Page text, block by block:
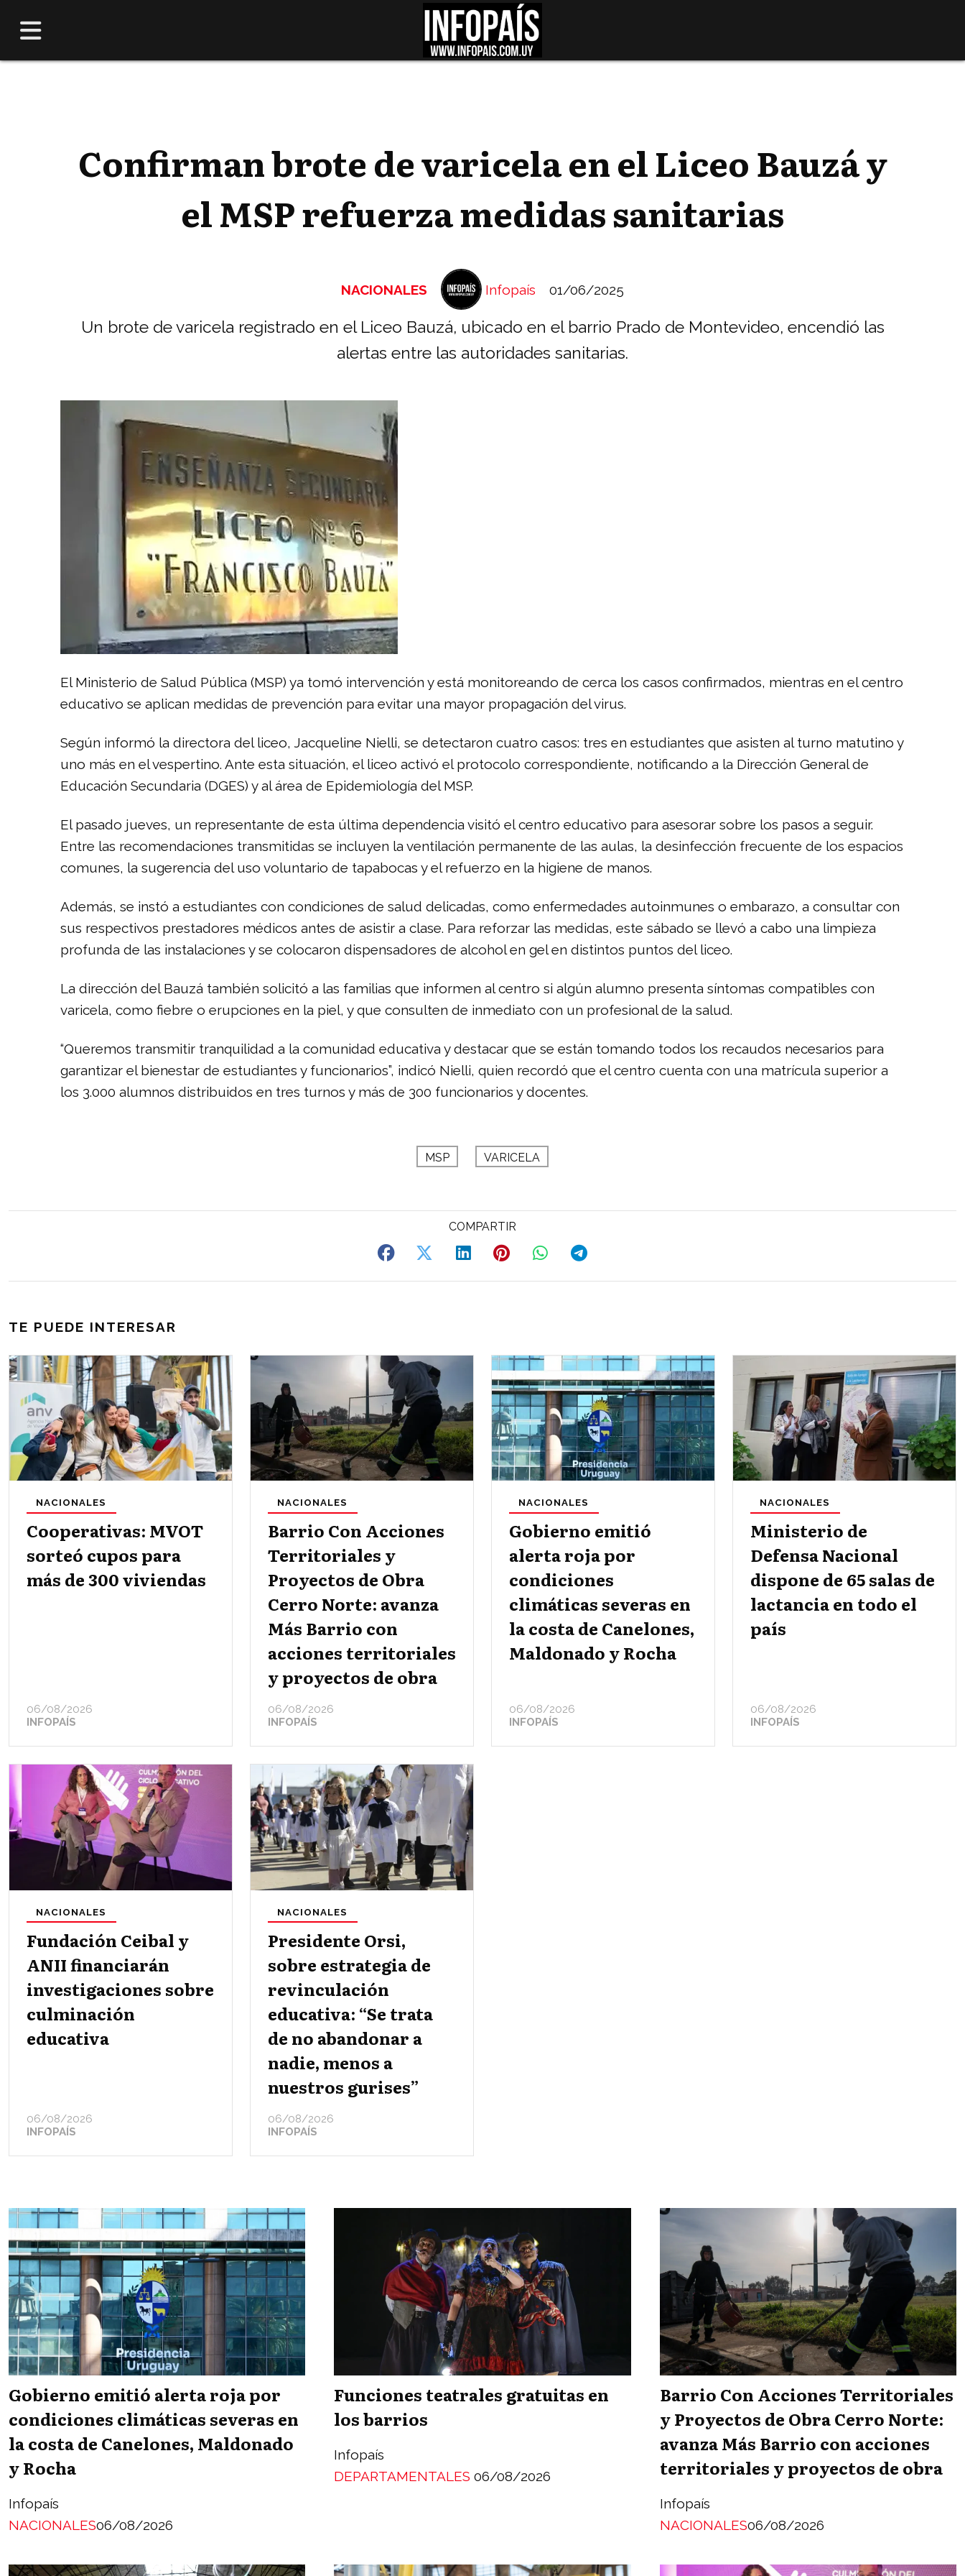
Confirman brote de varicela en el Liceo Bauzá y
el MSP refuerza medidas sanitarias
Un brote de varicela registrado en el Liceo Bauzá, ubicado en el barrio Prado de Montevideo, encendió las
alertas entre las autoridades sanitarias.
NACIONALES 01/06/2025
Infopaís
El Ministerio de Salud Pública (MSP) ya tomó intervención y está monitoreando de cerca los casos confirmados, mientras en el centro
educativo se aplican medidas de prevención para evitar una mayor propagación del virus.
Según informó la directora del liceo, Jacqueline Nielli, se detectaron cuatro casos: tres en estudiantes que asisten al turno matutino y
uno más en el vespertino. Ante esta situación, el liceo activó el protocolo correspondiente, notificando a la Dirección General de
Educación Secundaria (DGES) y al área de Epidemiología del MSP.
El pasado jueves, un representante de esta última dependencia visitó el centro educativo para asesorar sobre los pasos a seguir.
Entre las recomendaciones transmitidas se incluyen la ventilación permanente de las aulas, la desinfección frecuente de los espacios
comunes, la sugerencia del uso voluntario de tapabocas y el refuerzo en la higiene de manos.
Además, se instó a estudiantes con condiciones de salud delicadas, como enfermedades autoinmunes o embarazo, a consultar con
sus respectivos prestadores médicos antes de asistir a clase. Para reforzar las medidas, este sábado se llevó a cabo una limpieza
profunda de las instalaciones y se colocaron dispensadores de alcohol en gel en distintos puntos del liceo.
La dirección del Bauzá también solicitó a las familias que informen al centro si algún alumno presenta síntomas compatibles con
varicela, como fiebre o erupciones en la piel, y que consulten de inmediato con un profesional de la salud.
“Queremos transmitir tranquilidad a la comunidad educativa y destacar que se están tomando todos los recaudos necesarios para
garantizar el bienestar de estudiantes y funcionarios”, indicó Nielli, quien recordó que el centro cuenta con una matrícula superior a
los 3.000 alumnos distribuidos en tres turnos y más de 300 funcionarios y docentes.
MSP VARICELA
TE PUEDE INTERESAR
Cooperativas: MVOT
sorteó cupos para
más de 300 viviendas
INFOPAÍS
NACIONALES
06/08/2026
Barrio Con Acciones
Territoriales y
Proyectos de Obra
Cerro Norte: avanza
Más Barrio con
acciones territoriales
y proyectos de obra
INFOPAÍS
NACIONALES
06/08/2026
Gobierno emitió
alerta roja por
condiciones
climáticas severas en
la costa de Canelones,
Maldonado y Rocha
INFOPAÍS
NACIONALES
06/08/2026
Ministerio de
Defensa Nacional
dispone de 65 salas de
lactancia en todo el
país
INFOPAÍS
NACIONALES
06/08/2026
Fundación Ceibal y
ANII financiarán
investigaciones sobre
culminación
educativa
INFOPAÍS
NACIONALES
06/08/2026
Presidente Orsi,
sobre estrategia de
revinculación
educativa: “Se trata
de no abandonar a
nadie, menos a
nuestros gurises”
INFOPAÍS
NACIONALES
06/08/2026
Gobierno emitió alerta roja por
condiciones climáticas severas en
la costa de Canelones, Maldonado
y Rocha
Infopaís
NACIONALES06/08/2026
Funciones teatrales gratuitas en
los barrios
Infopaís
DEPARTAMENTALES06/08/2026
Barrio Con Acciones Territoriales
y Proyectos de Obra Cerro Norte:
avanza Más Barrio con acciones
territoriales y proyectos de obra
Infopaís
NACIONALES06/08/2026